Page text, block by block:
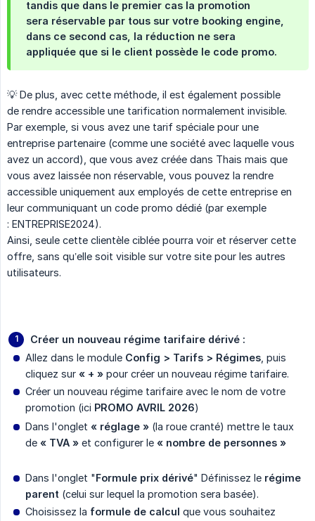
tandis que dans le premier cas la promotion
sera réservable par tous sur votre booking engine
dans ce second cas, la réduction ne sera
appliquée que si le client possède le code promo.
💡 De plus, avec cette méthode, il est également possible
de rendre accessible une tarification normalement invisible.
Par exemple, si vous avez une tarif spéciale pour une
entreprise partenaire (comme une société avec laquelle vous
avez un accord), que vous avez créée dans Thais mais que
vous avez laissée non réservable, vous pouvez la rendre
accessible uniquement aux employés de cette entreprise en
leur communiquant un code promo dédié (par exemple
: ENTREPRISE2024).
Ainsi, seule cette clientèle ciblée pourra voir et réserver cette
offre, sans qu’elle soit visible sur votre site pour les autres
utilisateurs.
Créer un nouveau régime tarifaire dérivé :
Allez dans le module Config > Tarifs > Régimes , puis
cliquez sur « + » pour créer un nouveau régime tarifaire.
Créer un nouveau régime tarifaire avec le nom de votre
promotion (ici PROMO AVRIL 2026)
Dans l'onglet « réglage » (la roue cranté) mettre le taux
de « TVA » et configurer le « nombre de personnes »
Dans l'onglet "Formule prix dérivé" Définissez le régime
parent (celui sur lequel la promotion sera basée).
Choisissez la formule de calcul que vous souhaitez